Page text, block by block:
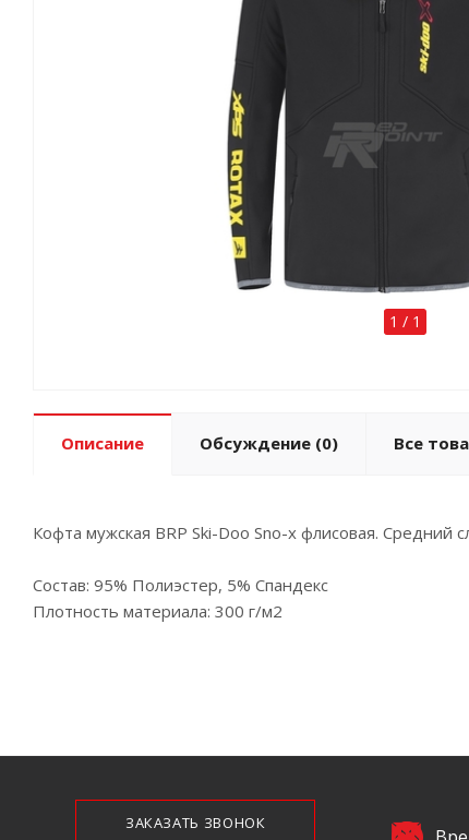
1 / 1
Описание Обсуждение (0) Все
Кофта мужская BRP Ski-Doo Sno-x флисовая. Средний
Состав: 95% Полиэстер, 5% Спандекс
Плотность материала: 300 г/м2
ЗАКАЗАТЬ ЗВОНОК